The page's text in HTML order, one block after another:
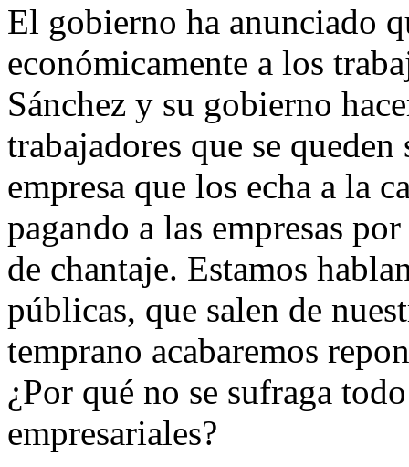
El gobierno ha anunciado
económicamente a los
Sánchez y su gobierno
trabajadores que se
empresa que los echa a la
pagando a las empresas
de chantaje. Estamos
públicas, que salen de
temprano acabaremos
¿Por qué no se sufraga
empresariales?